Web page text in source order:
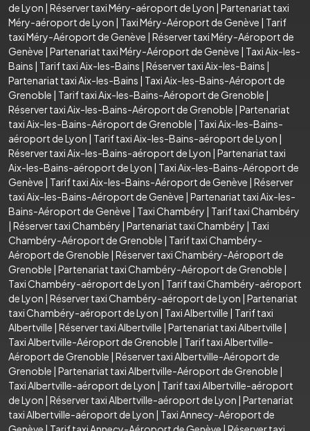
de Lyon | Réserver taxi Méry-aéroport de Lyon | Partenariat taxi
Méry-aéroport de Lyon | Taxi Méry-Aéroport de Genève | Tarif
taxi Méry-Aéroport de Genève | Réserver taxi Méry-Aéroport de
Genève | Partenariat taxi Méry-Aéroport de Genève | Taxi Aix-les-
Bains | Tarif taxi Aix-les-Bains | Réserver taxi Aix-les-Bains |
Partenariat taxi Aix-les-Bains | Taxi Aix-les-Bains-Aéroport de
Grenoble | Tarif taxi Aix-les-Bains-Aéroport de Grenoble |
Réserver taxi Aix-les-Bains-Aéroport de Grenoble | Partenariat
taxi Aix-les-Bains-Aéroport de Grenoble | Taxi Aix-les-Bains-
aéroport de Lyon | Tarif taxi Aix-les-Bains-aéroport de Lyon |
Réserver taxi Aix-les-Bains-aéroport de Lyon | Partenariat taxi
Aix-les-Bains-aéroport de Lyon | Taxi Aix-les-Bains-Aéroport de
Genève | Tarif taxi Aix-les-Bains-Aéroport de Genève | Réserver
taxi Aix-les-Bains-Aéroport de Genève | Partenariat taxi Aix-les-
Bains-Aéroport de Genève | Taxi Chambéry | Tarif taxi Chambéry
| Réserver taxi Chambéry | Partenariat taxi Chambéry | Taxi
Chambéry-Aéroport de Grenoble | Tarif taxi Chambéry-
Aéroport de Grenoble | Réserver taxi Chambéry-Aéroport de
Grenoble | Partenariat taxi Chambéry-Aéroport de Grenoble |
Taxi Chambéry-aéroport de Lyon | Tarif taxi Chambéry-aéroport
de Lyon | Réserver taxi Chambéry-aéroport de Lyon | Partenariat
taxi Chambéry-aéroport de Lyon | Taxi Albertville | Tarif taxi
Albertville | Réserver taxi Albertville | Partenariat taxi Albertville |
Taxi Albertville-Aéroport de Grenoble | Tarif taxi Albertville-
Aéroport de Grenoble | Réserver taxi Albertville-Aéroport de
Grenoble | Partenariat taxi Albertville-Aéroport de Grenoble |
Taxi Albertville-aéroport de Lyon | Tarif taxi Albertville-aéroport
de Lyon | Réserver taxi Albertville-aéroport de Lyon | Partenariat
taxi Albertville-aéroport de Lyon | Taxi Annecy-Aéroport de